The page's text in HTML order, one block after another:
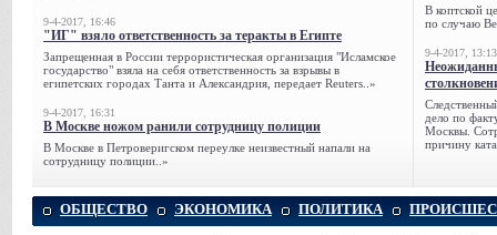
9-4-2017, 16:46
"ИГ" взяло ответственность за теракты в Египте
Запрещенная в России террористическая организация "Исламское
государство" взяла на себя ответственность за взрывы в
египетских городах Танта и Александрия, передает Reuters..»
9-4-2017, 16:31
В Москве ножом ранили сотрудницу полиции
В Москве в Петроверигском переулке неизвестный напали на
сотрудницу полиции..»
В коптской
по случаю
9-4-2017, 13:13
дело по
Москвы.
причину
ОБЩЕСТВО ЭКОНОМИКА ПОЛИТИКА